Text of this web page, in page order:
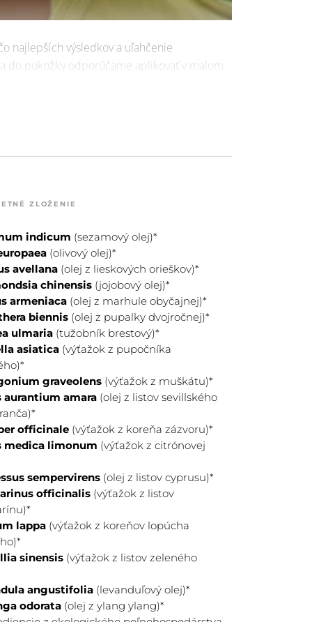
najlepších výsledkov a uľahčenie
do pokožky odporúčame aplikovať v malom
ZLOŽENIE
indicum (sezamový olej)*
(olivový olej)*
avellana(olej z lieskových orieškov)*
chinensis(jojobový olej)*
armeniaca(olej z marhule obyčajnej)*
biennis(olej z pupalky dvojročnej)*
ulmaria(tužobník brestový)*
asiatica(výťažok z pupočníka
graveolens(výťažok z muškátu)*
aurantium amara(olej z listov sevillského
officinale(výťažok z koreňa zázvoru)*
medica limonum (výťažok z citrónovej
sempervirens(olej z listov cyprusu)*
officinalis(výťažok z listov
lappa(výťažok z koreňov lopúcha
)*
sinensis(výťažok z listov zeleného
angustifolia(levanduľový olej)*
odorata(olej z ylang ylang)*